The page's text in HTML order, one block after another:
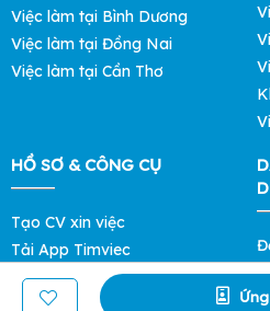
Việc làm tại Bình Dương
Việc làm tại Đồng Nai
Việc làm tại Cần Thơ
HỒ SƠ & CÔNG CỤ
Tạo CV xin việc
Tải App Timviec
Khám phá Mức Lương